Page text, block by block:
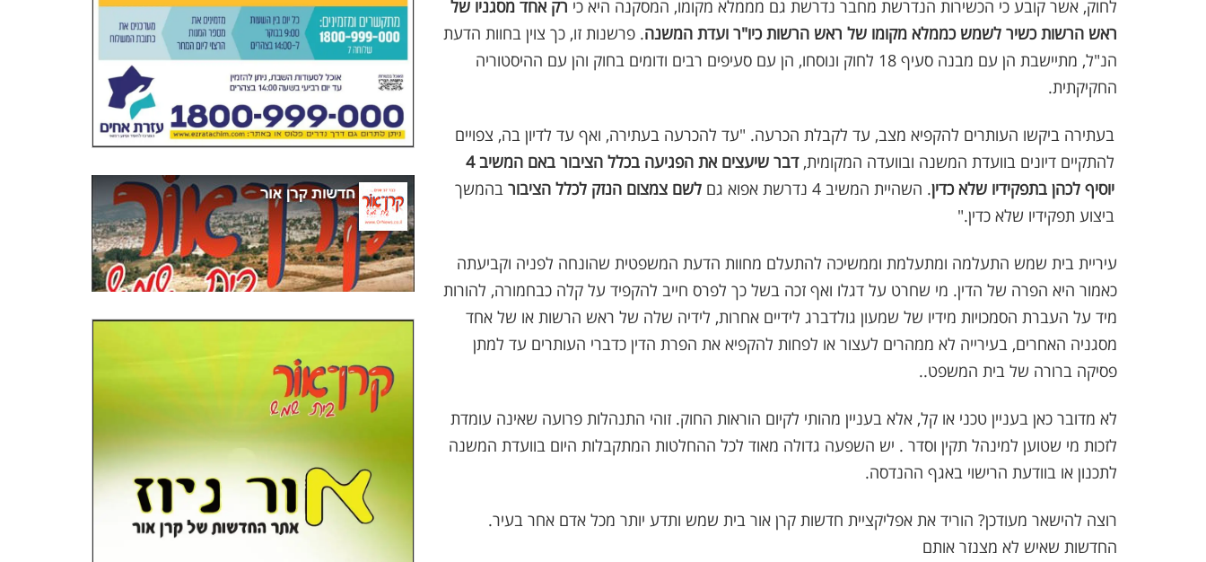
לחוק, אשר קובע כי הכשירות הנדרשת מחבר נדרשת גם מממלא מקומו, המסקנה היא כי רק אחד מסגניו של
ראש הרשות כשיר לשמש כממלא מקומו של ראש הרשות כיו"ר ועדת המשנה. פרשנות זו, כך צוין בחוות הדעת
הנ"ל, מתיישבת הן עם מבנה סעיף 18 לחוק ונוסחו, הן עם סעיפים רבים ודומים בחוק והן עם ההיסטוריה
החקיקתית.
בעתירה ביקשו העותרים להקפיא מצב, עד לקבלת הכרעה. "עד להכרעה בעתירה, ואף עד לדיון בה, צפויים
להתקיים דיונים בוועדת המשנה ובוועדה המקומית,
דבר שיעצים את הפגיעה בכלל הציבור באם המשיב 4
יוסיף לכהן בתפקידיו שלא כדין. השהיית המשיב 4 נדרשת אפוא גם לשם צמצום הנזק לכלל הציבור בהמשך
ביצוע תפקידיו שלא כדין."
עיריית בית שמש התעלמה ומתעלמת וממשיכה להתעלם מחוות הדעת המשפטית שהונחה לפניה וקביעתה
כאמור היא הפרה של הדין. מי שחרט על דגלו ואף זכה בשל כך לפרס חייב להקפיד על קלה כבחמורה, להורות
מיד על העברת הסמכויות מידיו של שמעון גולדברג לידיים אחרות, לידיה שלה של ראש הרשות או של אחד
מסגניה האחרים, בעירייה לא ממהרים לעצור או לפחות להקפיא את הפרת הדין כדברי העותרים עד למתן
פסיקה ברורה של בית המשפט..
לא מדובר כאן בעניין טכני או קל, אלא בעניין מהותי לקיום הוראות החוק. זוהי התנהלות פרועה שאינה עומדת
לזכות מי שטוען למינהל תקין וסדר . יש השפעה גדולה מאוד לכל ההחלטות המתקבלות היום בוועדת המשנה
לתכנון או בוודעת הרישוי באגף ההנדסה.
רוצה להישאר מעודכן? הוריד את אפליקציית חדשות קרן אור בית שמש ותדע יותר מכל אדם אחר בעיר.
החדשות שאיש לא מצנזר אותם